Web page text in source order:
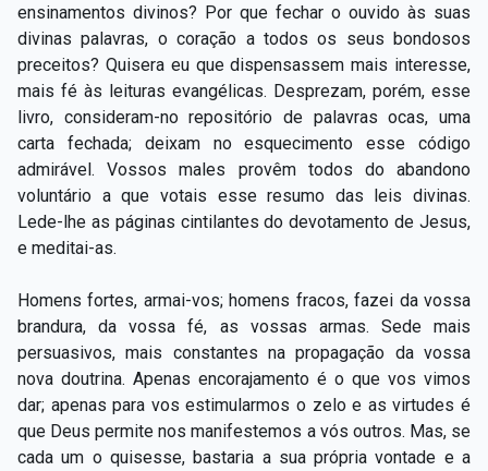
ensinamentos divinos? Por que fechar o ouvido às suas
divinas palavras, o coração a todos os seus bondosos
preceitos? Quisera eu que dispensassem mais interesse,
mais fé às leituras evangélicas. Desprezam, porém, esse
livro, consideram-no repositório de palavras ocas, uma
carta fechada; deixam no esquecimento esse código
admirável. Vossos males provêm todos do abandono
voluntário a que votais esse resumo das leis divinas.
Lede-lhe as páginas cintilantes do devotamento de Jesus,
e meditai-as.
Homens fortes, armai-vos; homens fracos, fazei da vossa
brandura, da vossa fé, as vossas armas. Sede mais
persuasivos, mais constantes na propagação da vossa
nova doutrina. Apenas encorajamento é o que vos vimos
dar; apenas para vos estimularmos o zelo e as virtudes é
que Deus permite nos manifestemos a vós outros. Mas, se
cada um o quisesse, bastaria a sua própria vontade e a